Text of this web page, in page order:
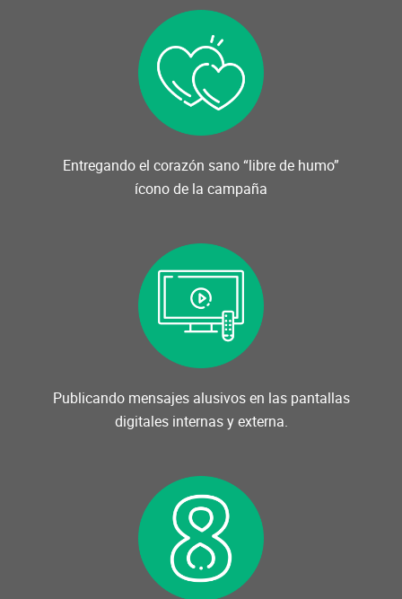
Entregando el corazón sano “libre de humo”
ícono de la campaña
Publicando mensajes alusivos en las pantallas
digitales internas y externa.